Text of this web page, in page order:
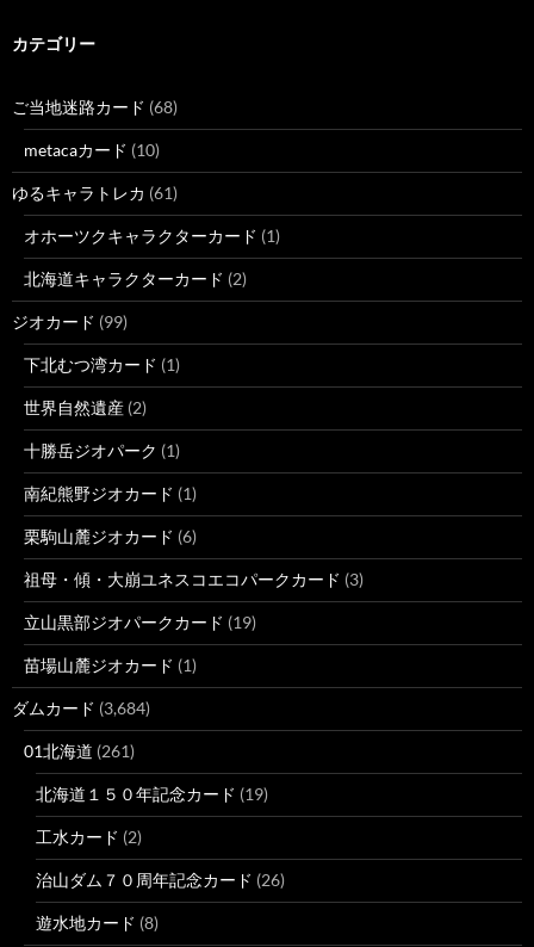
カテゴリー
ご当地迷路カード (68)
metacaカード (10)
ゆるキャラトレカ (61)
オホーツクキャラクターカード (1)
北海道キャラクターカード (2)
ジオカード (99)
下北むつ湾カード (1)
世界自然遺産 (2)
十勝岳ジオパーク (1)
南紀熊野ジオカード (1)
栗駒山麓ジオカード (6)
祖母・傾・大崩ユネスコエコパークカード (3)
立山黒部ジオパークカード (19)
苗場山麓ジオカード (1)
ダムカード (3,684)
01北海道 (261)
北海道１５０年記念カード (19)
工水カード (2)
治山ダム７０周年記念カード (26)
遊水地カード (8)